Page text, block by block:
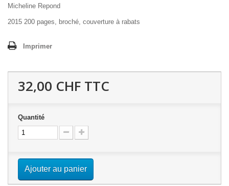
Micheline Repond
2015 200 pages, broché, couverture à rabats
Imprimer
32,00 CHF TTC
Quantité
Ajouter au panier